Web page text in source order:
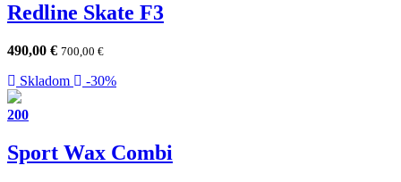
Redline Skate F3
490,00 € 700,00 €
Skladom -30%
200
Sport Wax Combi